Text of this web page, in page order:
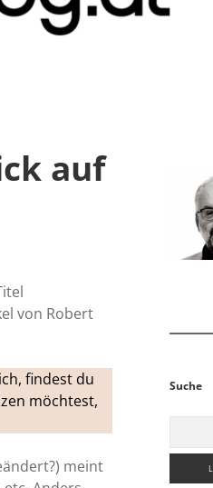
auf
von Robert
findest du
möchtest,
meint
Suche